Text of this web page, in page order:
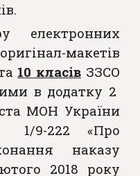
електронних
макетів
10 класівЗЗСО
в додатку 2
МОН України
1/9-222 «Про
наказу
2018 року